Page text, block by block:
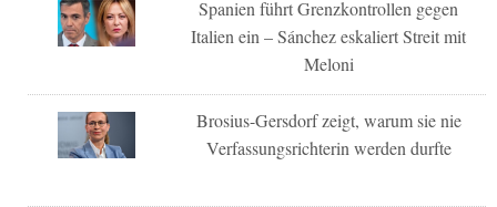
Spanien führt Grenzkontrollen gegen
Italien ein – Sánchez eskaliert Streit mit
Meloni
Brosius-Gersdorf zeigt, warum sie nie
Verfassungsrichterin werden durfte